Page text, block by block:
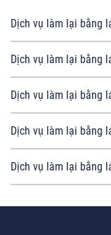
Dịch vụ làm lại bằng
Dịch vụ làm lại bằng
Dịch vụ làm lại bằng
Dịch vụ làm lại bằng
Dịch vụ làm lại bằng